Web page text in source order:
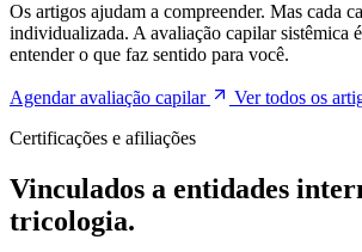
Os artigos ajudam a compreender. Mas cada
individualizada. A avaliação capilar sistêmica
entender o que faz sentido para você.
Agendar avaliação capilar
Ver todos os
Certificações e afiliações
Vinculados a entidades
tricologia.